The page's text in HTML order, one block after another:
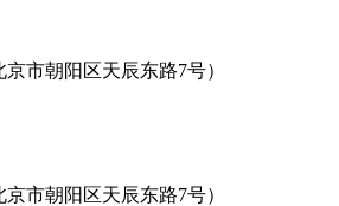
市朝阳区天辰东路7号）
市朝阳区天辰东路7号）